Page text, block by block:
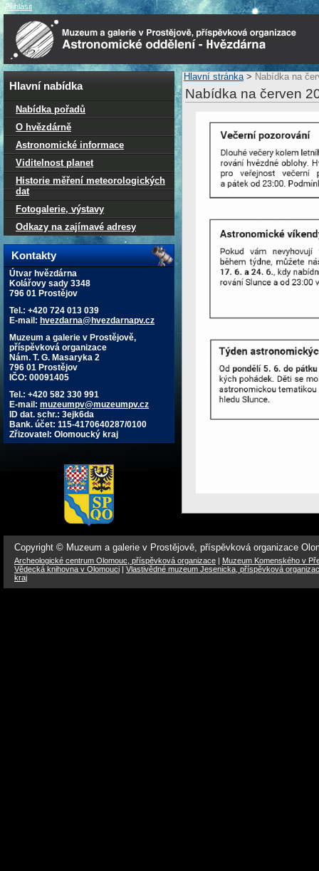
Hlavní nabídka
Nabídka pořadů
O hvězdárně
Astronomické informace
Viditelnost planet
Historie měření meteorologických
dat
Fotogalerie, výstavy
Odkazy na zajímavé adresy
Kontakty
Útvar hvězdárna
Kolářovy sady 3348
796 01 Prostějov
Tel.: +420 724 013 039
E-mail: hvezdarna@hvezdarnapv.cz
Muzeum a galerie v Prostějově,
příspěvková organizace
Nám. T. G. Masaryka 2
796 01 Prostějov
IČO: 00091405
Tel.: +420 582 330 991
E-mail: muzeumpv@muzeumpv.cz
ID dat. schr.: 3ejk6da
Bank. účet: 115-4170640287/0100
Zřizovatel: Olomoucký kraj
Hlavní stránka> Nabídka na
Nabídka na červen
Copyright © Muzeum a galerie v Prostějově, příspěvková organizace
Archeologické centrum Olomouc, příspěvková organizace | Muzeum Komenského v
Vědecká knihovna v Olomouci | Vlastivědné muzeum Jesenicka, příspěvková
kraj
Přihlásit